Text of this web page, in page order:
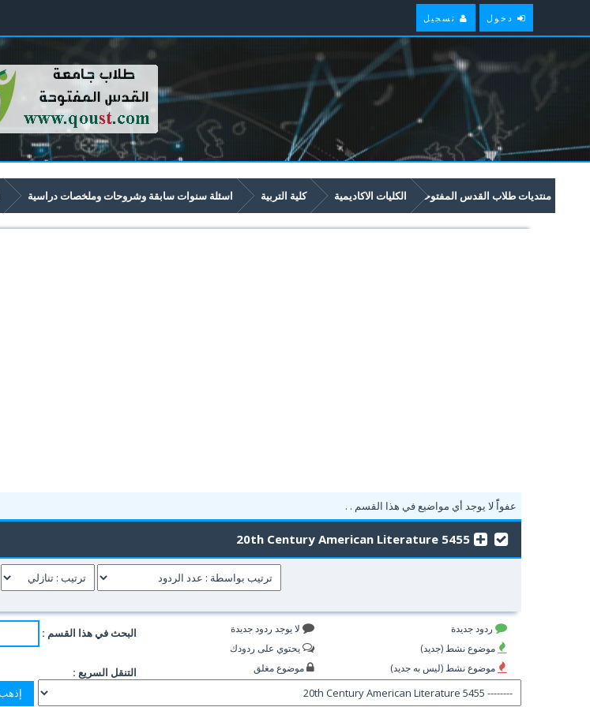
دخول تسجيل
منتديات طلاب القدس المفتوحة الكليات الاكاديمية كلية التربية اسئلة سنوات سابقة وشروحات وملخصات دراسية
5455 20th Century American Literature
عفواًً لا يوجد أي مواضيع في هذا القسم . .
5455 20th Century American Literature
ردود جديدة
موضوع نشط (جديد)
موضوع نشط (ليس به جديد)
لا يوجد ردود جديدة
يحتوي على ردودك
موضوع مغلق
البحث في هذا القسم :
التنقل السريع :